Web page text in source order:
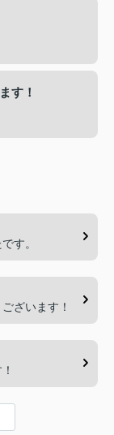
す！
す。
ざいます！